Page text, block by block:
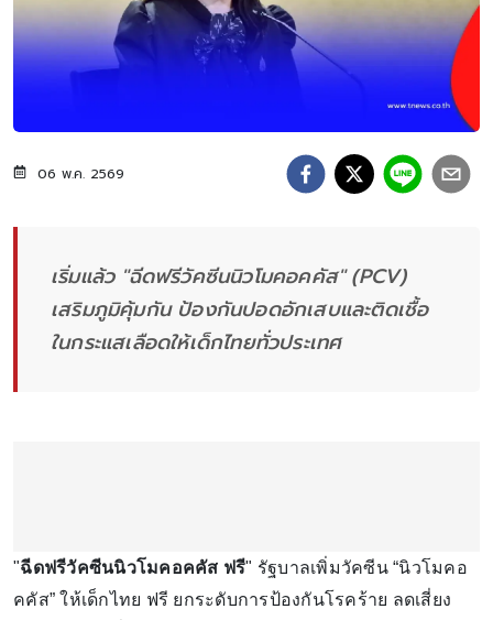
06 พ.ค. 2569
เริ่มแล้ว "ฉีดฟรีวัคซีนนิวโมคอคคัส" (PCV)
เสริมภูมิคุ้มกัน ป้องกันปอดอักเสบและติดเชื้อ
ในกระแสเลือดให้เด็กไทยทั่วประเทศ
"ฉีดฟรีวัคซีนนิวโมคอคคัส ฟรี" รัฐบาลเพิ่มวัคซีน “นิวโมคอ
คคัส” ให้เด็กไทย ฟรี ยกระดับการป้องกันโรคร้าย ลดเสี่ยง